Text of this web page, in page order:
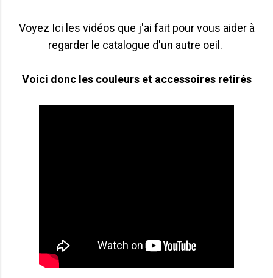
Voyez Ici les vidéos que j'ai fait pour vous aider à
regarder le catalogue d'un autre oeil.
Voici donc les couleurs et accessoires retirés